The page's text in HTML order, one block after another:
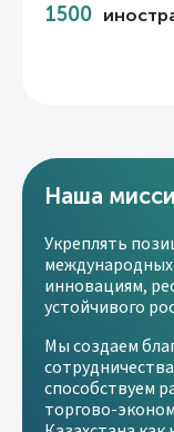
1500
Наша
Укреплять
международных
инновациям,
устойчивого
Мы создаем
способствуем
торгово-